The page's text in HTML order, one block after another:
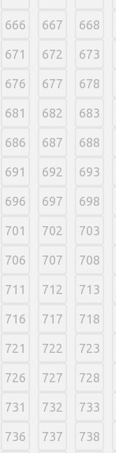
666 667 668
671 672 673
676 677 678
681 682 683
686 687 688
691 692 693
696 697 698
701 702 703
706 707 708
711 712 713
716 717 718
721 722 723
726 727 728
731 732 733
736 737 738